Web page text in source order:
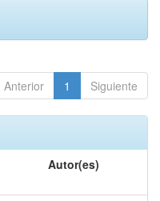
Anterior 1 Siguiente
Autor(es)